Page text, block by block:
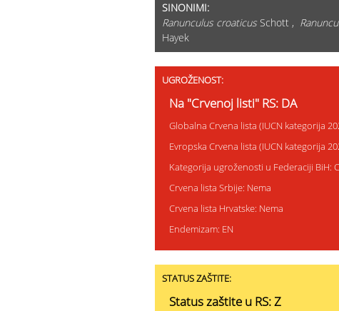
SINONIMI:
Ranunculus croaticusSchott ,
Hayek
UGROŽENOST:
Na "Crvenoj listi" RS: DA
Globalna Crvena lista (IUCN kategorija
Evropska Crvena lista (IUCN kategorija
Kategorija ugroženosti u Federaciji BiH:
Crvena lista Srbije: Nema
Crvena lista Hrvatske: Nema
Endemizam: EN
STATUS ZAŠTITE:
Status zaštite u RS: Z